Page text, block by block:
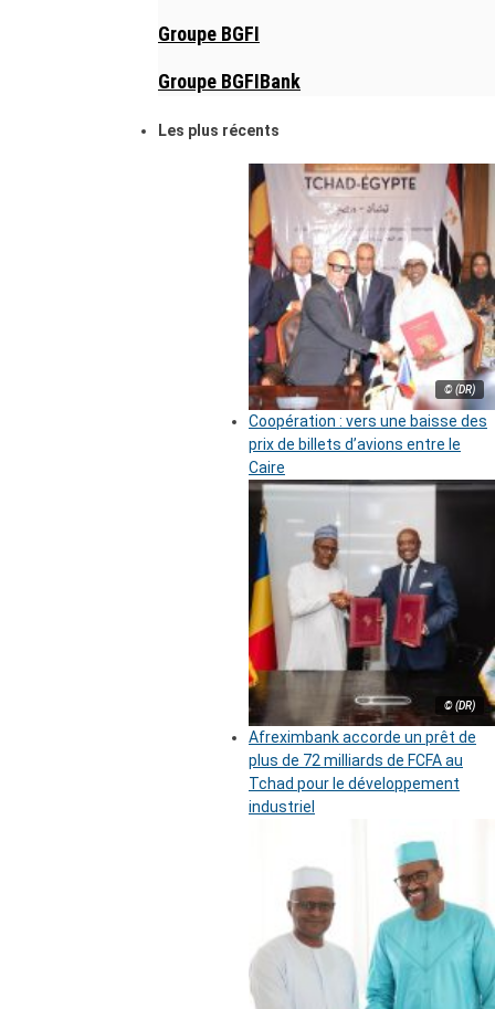
Groupe BGFI
Groupe BGFIBank
Les plus récents
© (DR)
Coopération : vers une baisse des
prix de billets d’avions entre le
Caire
© (DR)
Afreximbank accorde un prêt de
plus de 72 milliards de FCFA au
Tchad pour le développement
industriel